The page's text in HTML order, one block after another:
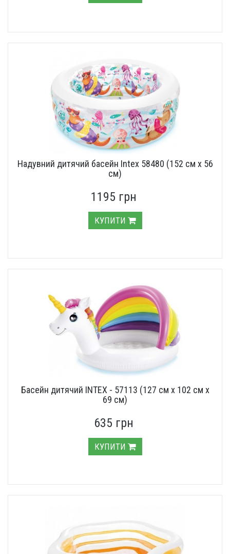
Надувний дитячий басейн Intex 58480 (152 см х 56
см)
1195 грн
КУПИТИ
Басейн дитячий INTEX - 57113 (127 см х 102 см х
69 см)
635 грн
КУПИТИ